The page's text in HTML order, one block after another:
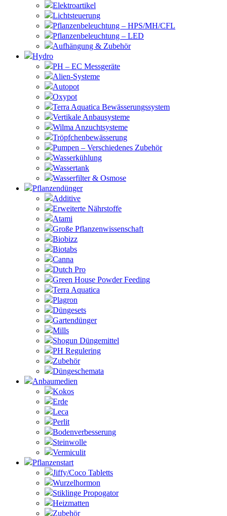
Elektroartikel
Lichtsteuerung
Pflanzenbeleuchtung – HPS/MH/CFL
Pflanzenbeleuchtung – LED
Aufhängung & Zubehör
Hydro
PH – EC Messgeräte
Alien-Systeme
Autopot
Oxypot
Terra Aquatica Bewässerungssystem
Vertikale Anbausysteme
Wilma Anzuchtsysteme
Tröpfchenbewässerung
Pumpen – Verschiedenes Zubehör
Wasserkühlung
Wassertank
Wasserfilter & Osmose
Pflanzendünger
Additive
Erweiterte Nährstoffe
Atami
Große Pflanzenwissenschaft
Biobizz
Biotabs
Canna
Dutch Pro
Green House Powder Feeding
Terra Aquatica
Plagron
Düngesets
Gartendünger
Mills
Shogun Düngemittel
PH Regulering
Zubehör
Düngeschemata
Anbaumedien
Kokos
Erde
Leca
Perlit
Bodenverbesserung
Steinwolle
Vermiculit
Pflanzenstart
Jiffy/Coco Tabletts
Wurzelhormon
Stiklinge Propogator
Heizmatten
Zubehör